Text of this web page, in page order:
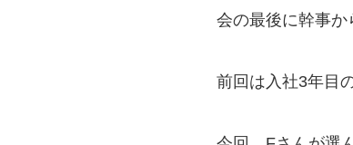
会の最後に幹事か
前回は入社3年目